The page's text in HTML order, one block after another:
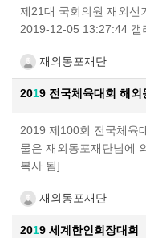
제21대 국회의원 재외선
2019-12-05 13:27:44 갤
재외동포재단
2019 전국체육대회 해
2019 제100회 전국체육
물은 재외동포재단님에
복사 됨]
재외동포재단
2019 세계한인회장대회